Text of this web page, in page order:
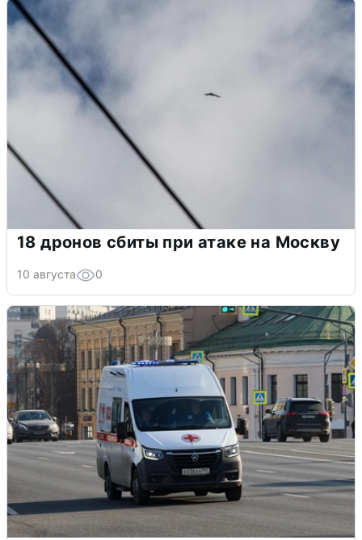
18 дронов сбиты при атаке на Москву
10 августа 0